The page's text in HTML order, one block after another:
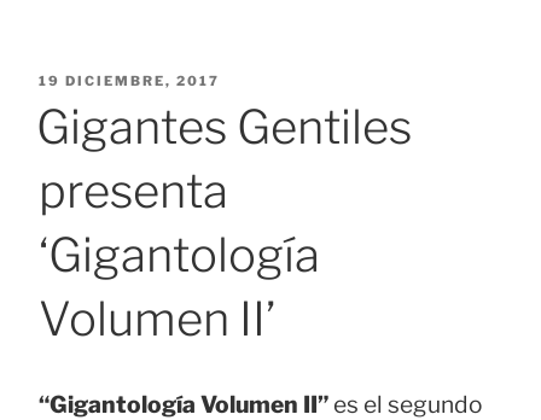
PUBLICADO
19 DICIEMBRE, 2017
Gigantes Gentiles
presenta
‘Gigantología
Volumen II’
“Gigantología Volumen II” es el segundo